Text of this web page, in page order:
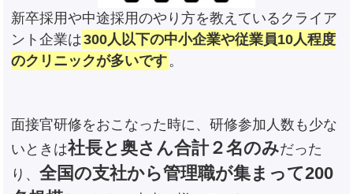
新卒採用や中途採用のやり方を教えているクライア
ント企業は300人以下の中小企業や従業員10人程度
のクリニックが多いです。
面接官研修をおこなった時に、研修参加人数も少な
いときは社長と奥さん合計２名のみだった
り、全国の支社から管理職が集まって200